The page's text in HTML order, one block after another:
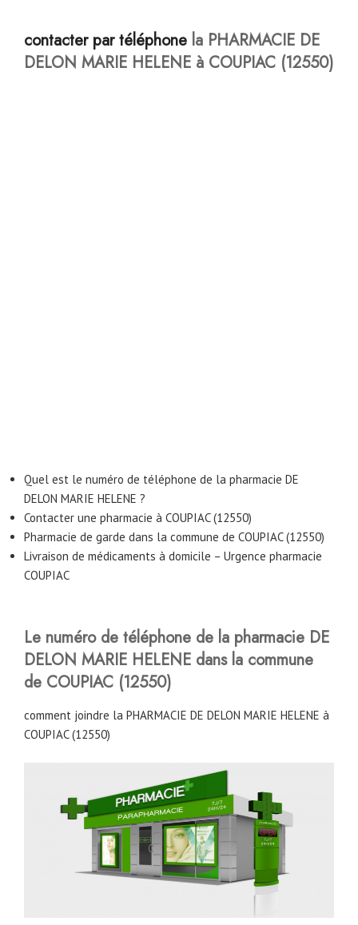
contacter par téléphone la PHARMACIE DE
DELON MARIE HELENE à COUPIAC (12550)
Quel est le numéro de téléphone de la pharmacie DE
DELON MARIE HELENE ?
Contacter une pharmacie à COUPIAC (12550)
Pharmacie de garde dans la commune de COUPIAC (12550)
Livraison de médicaments à domicile – Urgence pharmacie
COUPIAC
Le numéro de téléphone de la pharmacie DE
DELON MARIE HELENE dans la commune
de COUPIAC (12550)
comment joindre la PHARMACIE DE DELON MARIE HELENE à
COUPIAC (12550)